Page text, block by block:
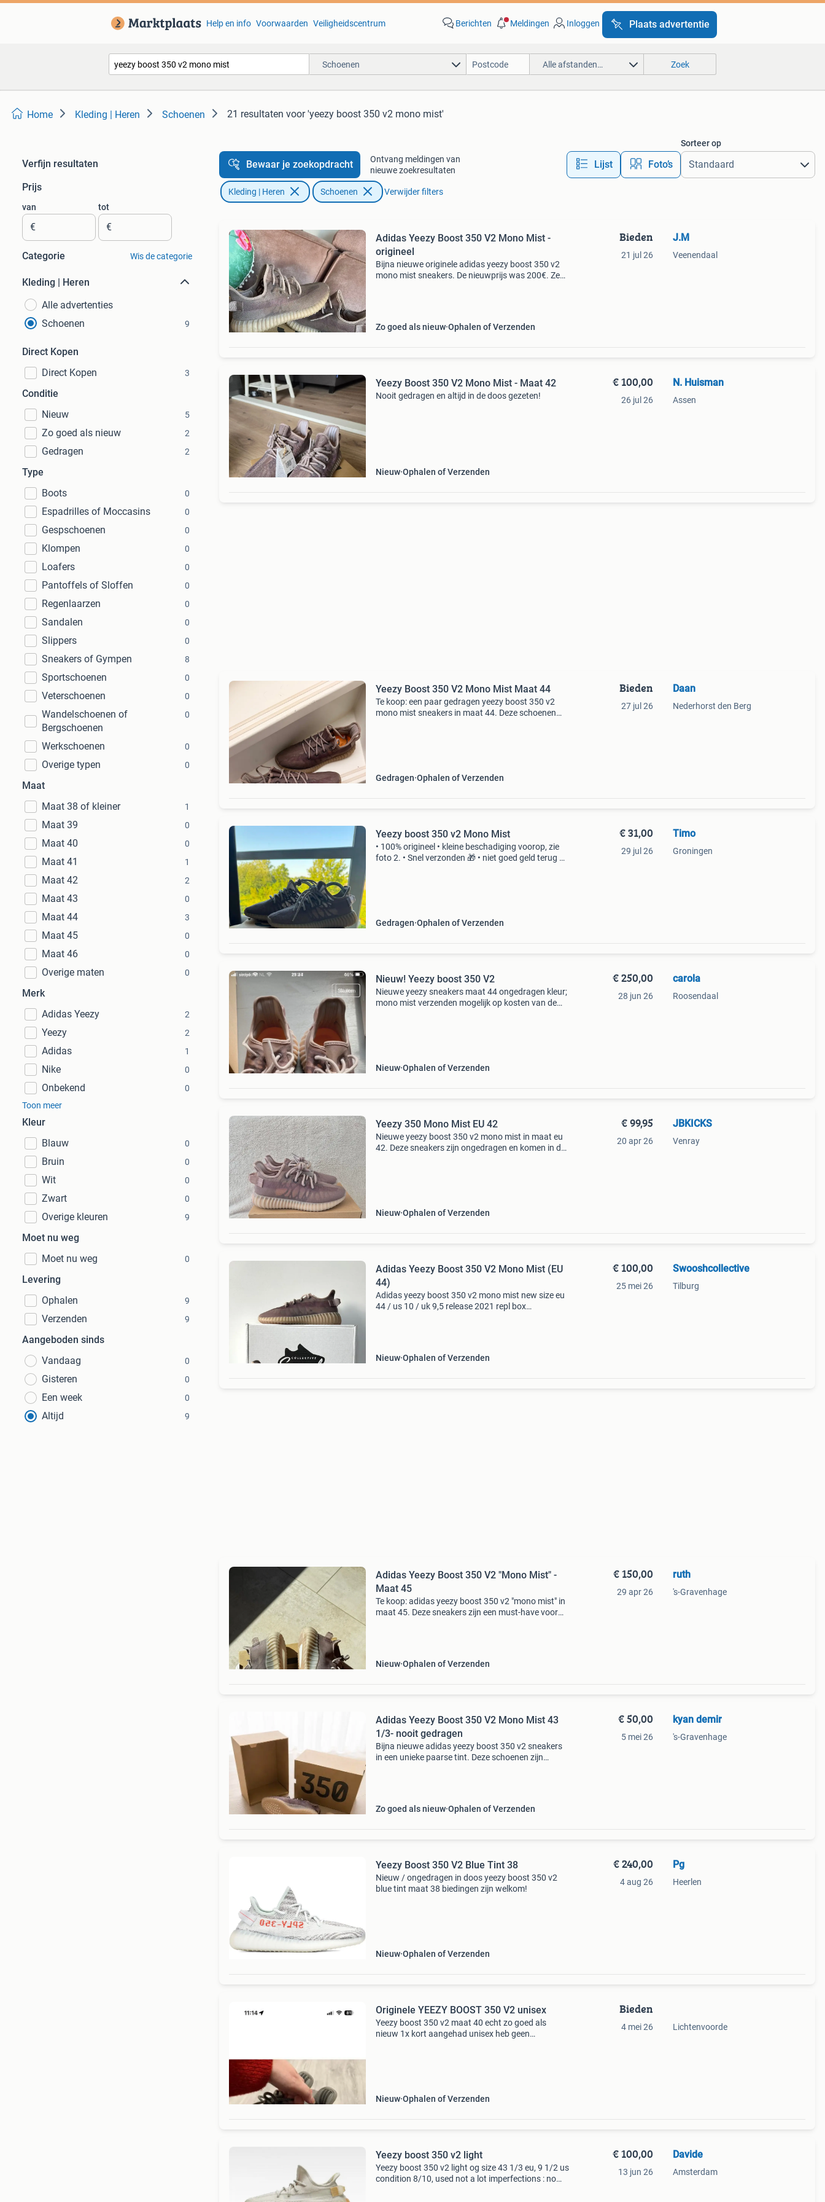
Help en info Voorwaarden Veiligheidscentrum Berichten Meldingen Inloggen Plaats advertentie
Schoenen Alle afstanden… Zoek
Home Kleding | Heren Schoenen 21 resultaten voor 'yeezy boost 350 v2 mono mist'
Verfijn resultaten
Prijs
van
€
tot
€
Categorie Wis de categorie
Kleding | Heren
Alle advertenties
Schoenen
9
Direct Kopen
Direct Kopen
3
Conditie
Nieuw
5
Zo goed als nieuw 2
Gedragen 2
Type
Boots
0
Espadrilles of Moccasins 0
Gespschoenen 0
Klompen 0
Loafers 0
Pantoffels of Sloffen 0
Regenlaarzen 0
Sandalen 0
Slippers 0
Sneakers of Gympen 8
Sportschoenen 0
Veterschoenen 0
Wandelschoenen of
Bergschoenen
0
Werkschoenen 0
Overige typen 0
Maat
Maat 38 of kleiner
1
Maat 39 0
Maat 40 0
Maat 41 1
Maat 42 2
Maat 43 0
Maat 44 3
Maat 45 0
Maat 46 0
Overige maten 0
Merk
Adidas Yeezy
2
Yeezy 2
Adidas 1
Nike 0
Onbekend
0
Toon meer
Kleur
Blauw
0
Bruin 0
Wit 0
Zwart 0
Overige kleuren 9
Moet nu weg
Moet nu weg
0
Levering
Ophalen
9
Verzenden 9
Aangeboden sinds
Vandaag
0
Gisteren 0
Een week 0
Altijd 9
Bewaar je zoekopdracht
Ontvang meldingen van
nieuwe zoekresultaten
Lijst Foto’s
Sorteer op
Kleding | Heren Schoenen Verwijder filters
Adidas Yeezy Boost 350 V2 Mono Mist -
origineel
Bijna nieuwe originele adidas yeezy boost 350 v2
mono mist sneakers. De nieuwprijs was 200€. Ze
Zo goed als nieuw Ophalen of Verzenden
Bieden
21 jul 26
J.M
Veenendaal
Yeezy Boost 350 V2 Mono Mist - Maat 42
Nooit gedragen en altijd in de doos gezeten!
Nieuw Ophalen of Verzenden
€ 100,00
26 jul 26
N. Huisman
Assen
Yeezy Boost 350 V2 Mono Mist Maat 44
Te koop: een paar gedragen yeezy boost 350 v2
mono mist sneakers in maat 44. Deze schoenen
Gedragen Ophalen of Verzenden
Bieden
27 jul 26
Daan
Nederhorst den Berg
Yeezy boost 350 v2 Mono Mist
• 100% origineel • kleine beschadiging voorop, zie
foto 2. • Snel verzonden 🎁 • niet goed geld terug ✅
Gedragen Ophalen of Verzenden
€ 31,00
29 jul 26
Timo
Groningen
Nieuw! Yeezy boost 350 V2
Nieuwe yeezy sneakers maat 44 ongedragen kleur;
mono mist verzenden mogelijk op kosten van de
Nieuw Ophalen of Verzenden
€ 250,00
28 jun 26
carola
Roosendaal
Yeezy 350 Mono Mist EU 42
Nieuwe yeezy boost 350 v2 mono mist in maat eu
42. Deze sneakers zijn ongedragen en komen in de
Nieuw Ophalen of Verzenden
€ 99,95
20 apr 26
JBKICKS
Venray
Adidas Yeezy Boost 350 V2 Mono Mist (EU
44)
Adidas yeezy boost 350 v2 mono mist new size eu
44 / us 10 / uk 9,5 release 2021 repl box
Nieuw Ophalen of Verzenden
€ 100,00
25 mei 26
Swooshcollective
Tilburg
Adidas Yeezy Boost 350 V2 "Mono Mist" -
Maat 45
Te koop: adidas yeezy boost 350 v2 "mono mist" in
maat 45. Deze sneakers zijn een must-have voor
Nieuw Ophalen of Verzenden
€ 150,00
29 apr 26
ruth
's-Gravenhage
Adidas Yeezy Boost 350 V2 Mono Mist 43
1/3- nooit gedragen
Bijna nieuwe adidas yeezy boost 350 v2 sneakers
in een unieke paarse tint. Deze schoenen zijn
Zo goed als nieuw Ophalen of Verzenden
€ 50,00
5 mei 26
kyan demir
's-Gravenhage
Yeezy Boost 350 V2 Blue Tint 38
Nieuw / ongedragen in doos yeezy boost 350 v2
blue tint maat 38 biedingen zijn welkom!
Nieuw Ophalen of Verzenden
€ 240,00
4 aug 26
Pg
Heerlen
Originele YEEZY BOOST 350 V2 unisex
Yeezy boost 350 v2 maat 40 echt zo goed als
nieuw 1x kort aangehad unisex heb geen
Nieuw Ophalen of Verzenden
Bieden
4 mei 26 Lichtenvoorde
Yeezy boost 350 v2 light
Yeezy boost 350 v2 light og size 43 1/3 eu, 9 1/2 us
condition 8/10, used not a lot imperfections : no
€ 100,00
13 jun 26
Davide
Amsterdam